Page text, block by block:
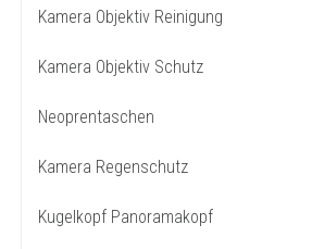
Kamera Objektiv Reinigung
Kamera Objektiv Schutz
Neoprentaschen
Kamera Regenschutz
Kugelkopf Panoramakopf